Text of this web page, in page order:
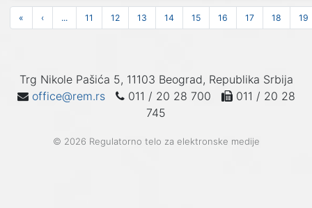
« ‹ ... 11 12 13 14 15 16 17 18 19
Trg Nikole Pašića 5, 11103 Beograd, Republika Srbija
office@rem.rs
011 / 20 28 700
011 / 20 28
745
© 2026 Regulatorno telo za elektronske medije